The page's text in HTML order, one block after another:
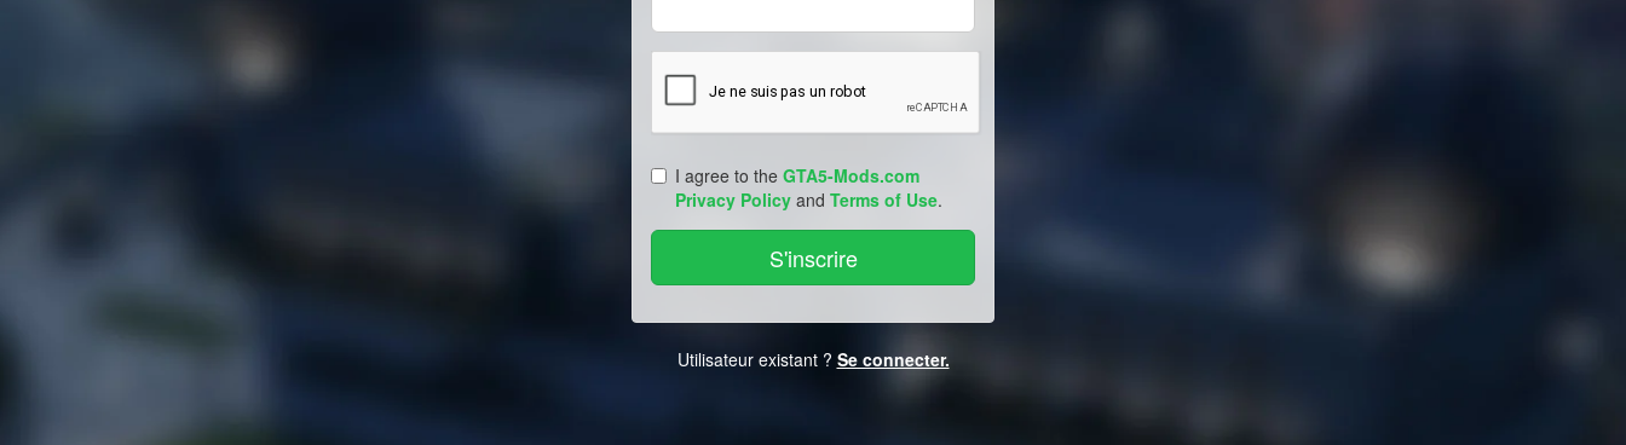
I agree to the GTA5-Mods.com
Privacy Policy and Terms of Use.
Utilisateur existant ? Se connecter.